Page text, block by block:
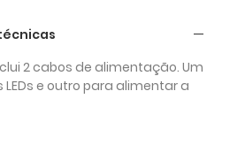
2 cabos de alimentação. Um
e outro para alimentar a